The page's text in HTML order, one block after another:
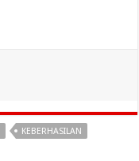
KEBERHASILAN